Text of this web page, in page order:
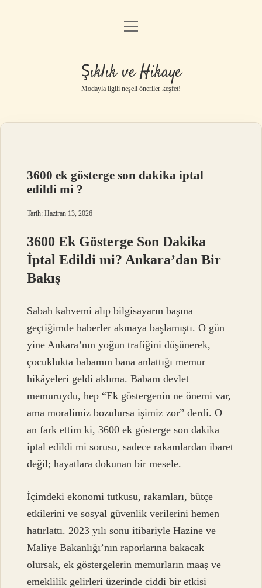
Gizlilik Politikası
Yasal Uyarı
menüyü
Şıklık ve Hikaye
Modayla ilgili neşeli öneriler keşfet!
3600 ek gösterge son dakika iptal
edildi mi ?
Tarih: Haziran 13, 2026
3600 Ek Gösterge Son Dakika
İptal Edildi mi? Ankara’dan Bir
Bakış
Sabah kahvemi alıp bilgisayarın başına
geçtiğimde haberler akmaya başlamıştı. O gün
yine Ankara’nın yoğun trafiğini düşünerek,
çocuklukta babamın bana anlattığı memur
hikâyeleri geldi aklıma. Babam devlet
memuruydu, hep “Ek göstergenin ne önemi var,
ama moralimiz bozulursa işimiz zor” derdi. O
an fark ettim ki, 3600 ek gösterge son dakika
iptal edildi mi sorusu, sadece rakamlardan ibaret
değil; hayatlara dokunan bir mesele.
İçimdeki ekonomi tutkusu, rakamları, bütçe
etkilerini ve sosyal güvenlik verilerini hemen
hatırlattı. 2023 yılı sonu itibariyle Hazine ve
Maliye Bakanlığı’nın raporlarına bakacak
olursak, ek göstergelerin memurların maaş ve
emeklilik gelirleri üzerinde ciddi bir etkisi